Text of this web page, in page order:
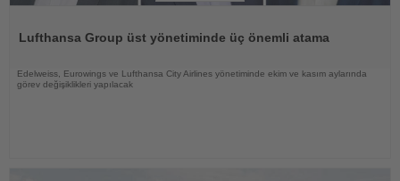
Lufthansa Group üst yönetiminde üç önemli atama
Edelweiss, Eurowings ve Lufthansa City Airlines yönetiminde ekim ve kasım aylarında
görev değişiklikleri yapılacak